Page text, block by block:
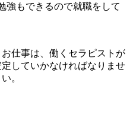
強もできるので就職をして
仕事は、働くセラピストが
していかなければなりませ
。